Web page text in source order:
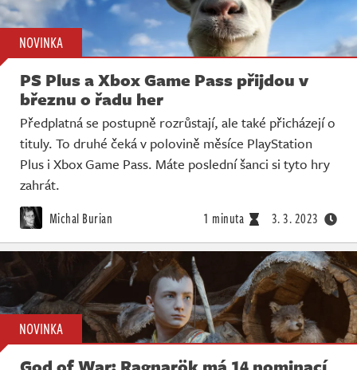
NOVINKA
PS Plus a Xbox Game Pass přijdou v
březnu o řadu her
Předplatná se postupně rozrůstají, ale také přicházejí o
tituly. To druhé čeká v polovině měsíce PlayStation
Plus i Xbox Game Pass. Máte poslední šanci si tyto hry
zahrát.
Michal Burian 1 minuta 3. 3. 2023
NOVINKA